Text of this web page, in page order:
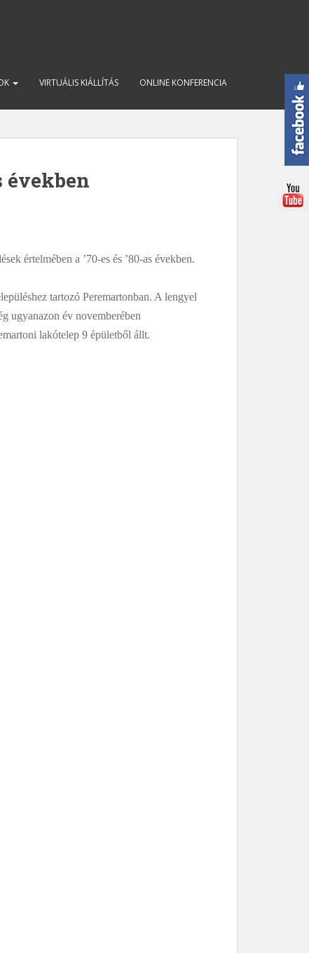
VIRTUÁLIS KIÁLLÍTÁS ONLINE KONFERENCIA
években
értelmében a ’70-es és ’80-as években.
tartozó Peremartonban. A lengyel
ugyanazon év novemberében
lakótelep 9 épületből állt.